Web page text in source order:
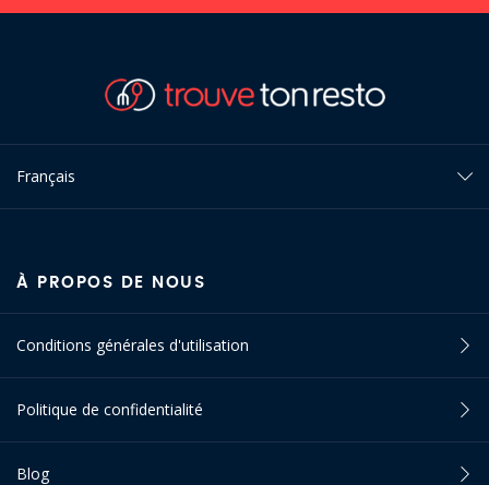
Français
À PROPOS DE NOUS
Conditions générales d'utilisation
Politique de confidentialité
Blog